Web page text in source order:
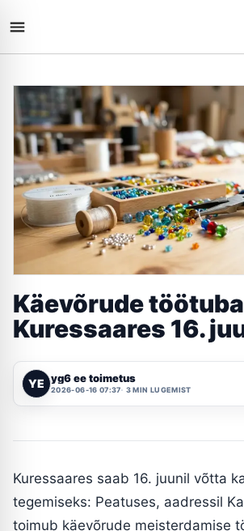
Käevõrude töötuba
Kuressaares 16.
YE yg6 ee toimetus
2026-06-16 07:37 3 MIN LUGEMIST
Kuressaares saab 16. juunil võtta
tegemiseks: Peatuses, aadressil
toimub käevõrude meisterdamise